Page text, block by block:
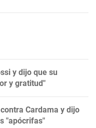
y dijo que su
y gratitud"
Cardama y dijo
"apócrifas"